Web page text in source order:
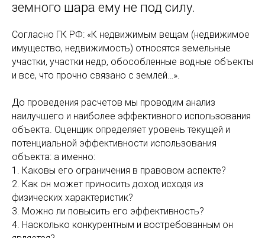
земного шара ему не под силу.
Согласно ГК РФ: «К недвижимым вещам (недвижимое
имущество, недвижимость) относятся земельные
участки, участки недр, обособленные водные объекты
и все, что прочно связано с землей…».
До проведения расчетов мы проводим анализ
наилучшего и наиболее эффективного использования
объекта. Оценщик определяет уровень текущей и
потенциальной эффективности использования
объекта: а именно:
1. Каковы его ограничения в правовом аспекте?
2. Как он может приносить доход исходя из
физических характеристик?
3. Можно ли повысить его эффективность?
4. Насколько конкурентным и востребованным он